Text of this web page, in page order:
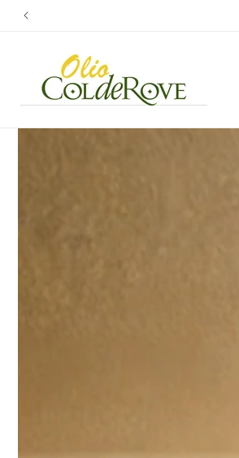
direttamente